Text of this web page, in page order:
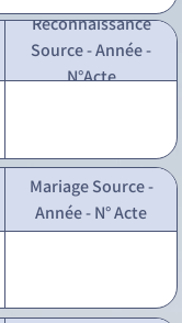
Reconnaissance
Source - Année -
N°Acte
Mariage Source -
Année - N° Acte